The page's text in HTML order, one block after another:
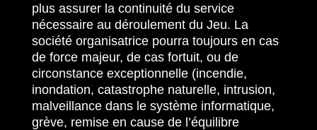
plus assurer la continuité du service
nécessaire au déroulement du Jeu. La
société organisatrice pourra toujours en cas
de force majeur, de cas fortuit, ou de
circonstance exceptionnelle (incendie,
inondation, catastrophe naturelle, intrusion,
malveillance dans le système informatique,
grève, remise en cause de l’équilibre